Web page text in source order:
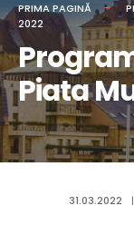
PRIMA PAGINĂ
2022
Piata
31.03.2022 |